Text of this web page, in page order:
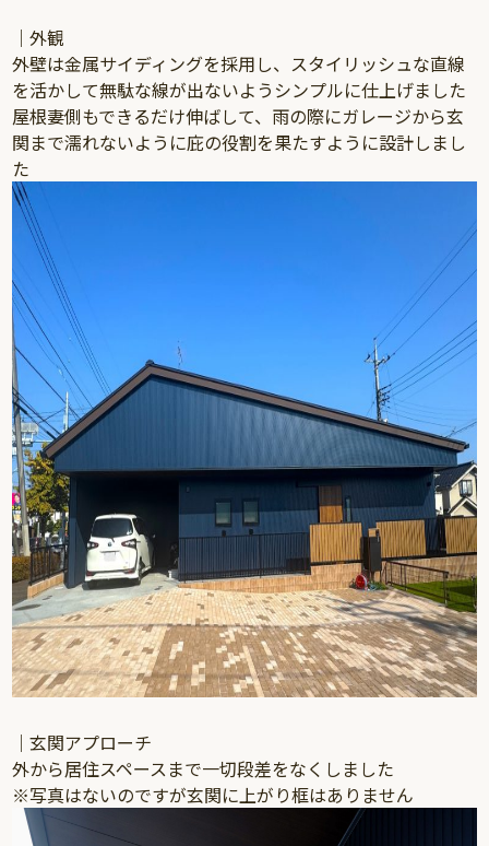
｜外観
外壁は金属サイディングを採用し、スタイリッシュな直線
を活かして無駄な線が出ないようシンプルに仕上げました
屋根妻側もできるだけ伸ばして、雨の際にガレージから玄
関まで濡れないように庇の役割を果たすように設計しまし
た
｜玄関アプローチ
外から居住スペースまで一切段差をなくしました
※写真はないのですが玄関に上がり框はありません